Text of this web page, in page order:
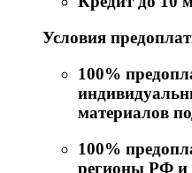
Условия
100%
материалов
100%
регионы РФ